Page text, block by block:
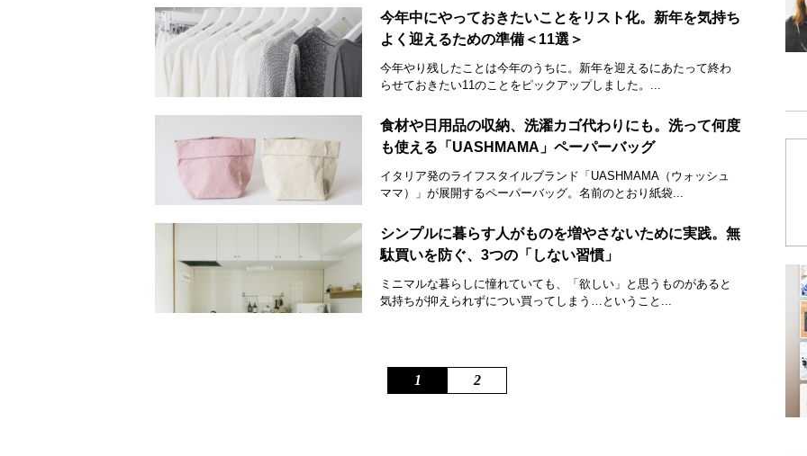
今年中にやっておきたいことをリスト化。新年を気持ち
よく迎えるための準備＜11選＞
今年やり残したことは今年のうちに。新年を迎えるにあたって終わ
らせておきたい11のことをピックアップしました。...
食材や日用品の収納、洗濯カゴ代わりにも。洗って何度
も使える「UASHMAMA」ペーパーバッグ
イタリア発のライフスタイルブランド「UASHMAMA（ウォッシュ
ママ）」が展開するペーパーバッグ。名前のとおり紙袋...
シンプルに暮らす人がものを増やさないために実践。無
駄買いを防ぐ、3つの「しない習慣」
ミニマルな暮らしに憧れていても、「欲しい」と思うものがあると
気持ちが抑えられずについ買ってしまう…ということ...
1 2